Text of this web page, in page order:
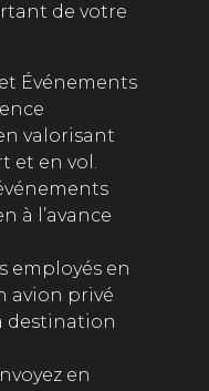
de votre
Événements
valorisant
et en vol.
à l’avance
employés en
avion privé
destination
en